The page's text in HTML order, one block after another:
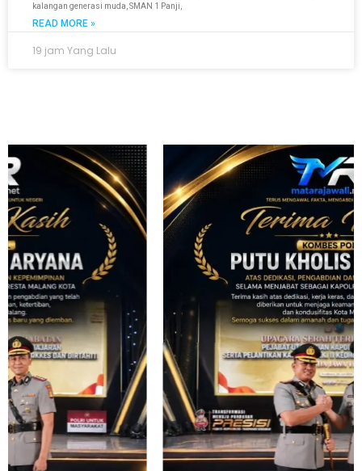
kalangan generasi muda, SMAN 1 Panji,
READ MORE »
19 jam Yang Lalu